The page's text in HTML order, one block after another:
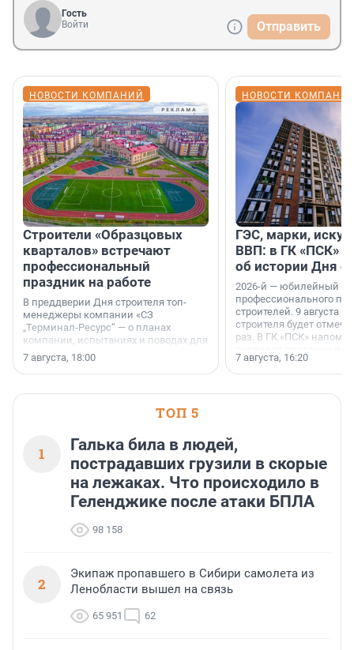
Гость
Войти
Отправить
НОВОСТИ КОМПАНИЙ
Строители «Образцовых
кварталов» встречают
профессиональный
праздник на работе
В преддверии Дня строителя топ-
менеджеры компании «СЗ
„Терминал-Ресурс“ — о планах
компании, испытаниях и поводах для
осторожного оптимизма.
7 августа, 18:00
НОВОСТИ
ГЭС, марки,
ВВП: в ГК «ПСК»
об истории Дня
2026-й — юбилейный
профессионального
строителей. 9 августа
строителя будет
раз. В ГК «ПСК»
поменялась роль
7 августа, 16:20
ТОП 5
1
Галька била в людей,
пострадавших грузили в скорые
на лежаках. Что происходило в
Геленджике после атаки БПЛА
98 158
2
Экипаж пропавшего в Сибири самолета из
Ленобласти вышел на связь
65 951 62